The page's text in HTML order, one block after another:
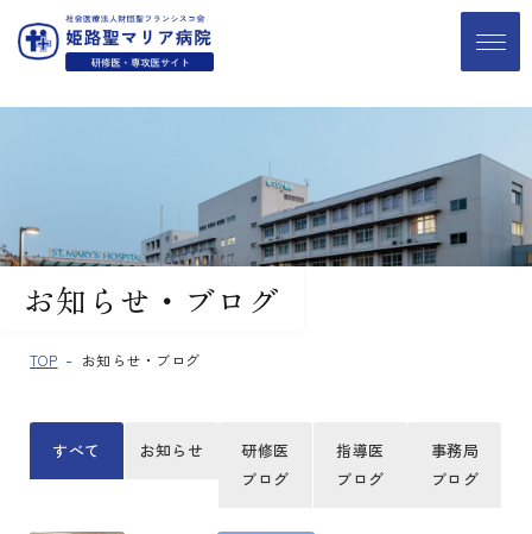
お知らせ・ブログ
TOP お知らせ・ブログ
すべて お知らせ
研修医
ブログ
指導医
ブログ
事務局
ブログ